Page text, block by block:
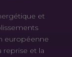
et
européenne
reprise et la